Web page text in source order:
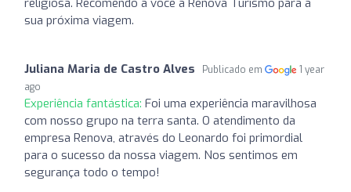
sua próxima viagem.
Juliana Maria de Castro Alves Publicado em
1 year
ago
Experiência fantástica: Foi uma experiência maravilhosa
com nosso grupo na terra santa. O atendimento da
empresa Renova, através do Leonardo foi primordial
para o sucesso da nossa viagem. Nos sentimos em
segurança todo o tempo!